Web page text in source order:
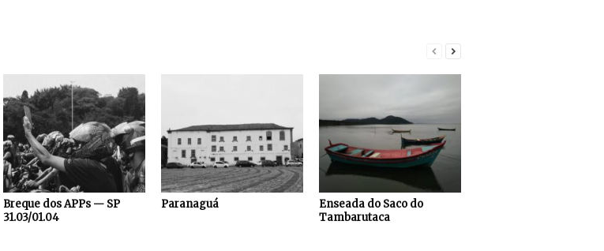
Breque dos APPs — SP
31.03/01.04
Paranaguá
Enseada do Saco do
Tambarutaca